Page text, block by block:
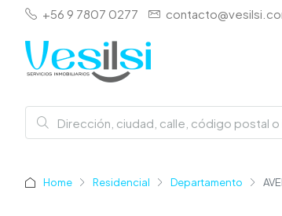
+56 9 7807 0277
Home Residencial Departamento